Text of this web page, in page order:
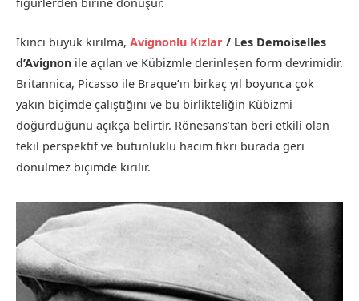
figürlerden birine dönüşür.
İkinci büyük kırılma, Avignonlu Kızlar / Les Demoiselles
d’Avignon ile açılan ve Kübizmle derinleşen form devrimidir.
Britannica, Picasso ile Braque’ın birkaç yıl boyunca çok
yakın biçimde çalıştığını ve bu birlikteliğin Kübizmi
doğurduğunu açıkça belirtir. Rönesans’tan beri etkili olan
tekil perspektif ve bütünlüklü hacim fikri burada geri
dönülmez biçimde kırılır.